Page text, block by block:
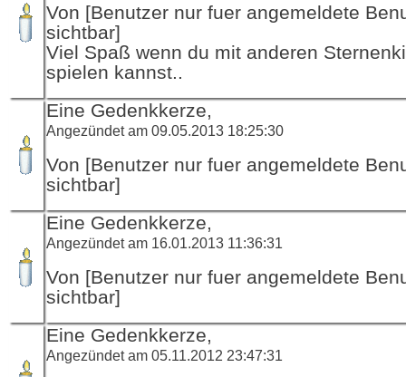
Von [Benutzer nur fuer angemeldete
sichtbar]
Viel Spaß wenn du mit anderen
spielen kannst..
Eine Gedenkkerze,
Angezündet am 09.05.2013 18:25:30
Von [Benutzer nur fuer angemeldete
sichtbar]
Eine Gedenkkerze,
Angezündet am 16.01.2013 11:36:31
Von [Benutzer nur fuer angemeldete
sichtbar]
Eine Gedenkkerze,
Angezündet am 05.11.2012 23:47:31